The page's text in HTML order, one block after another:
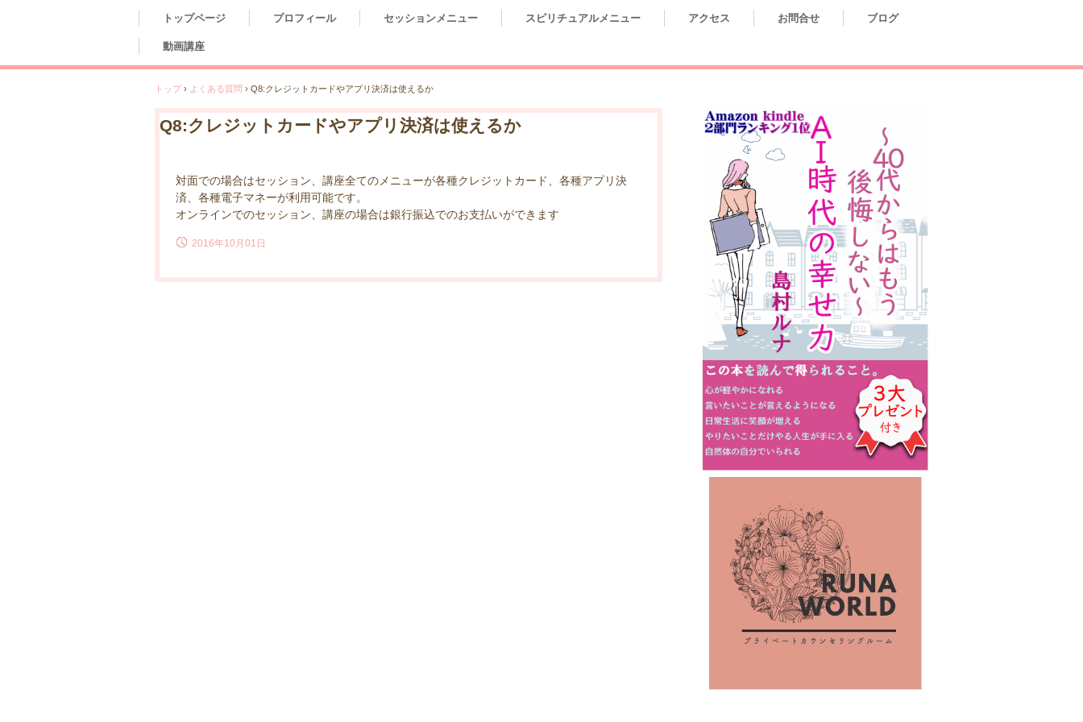
トップページ プロフィール セッションメニュー スピリチュアルメニュー アクセス お問合せ ブログ
動画講座
トップ › よくある質問 › Q8:クレジットカードやアプリ決済は使えるか
Q8:クレジットカードやアプリ決済は使えるか
対面での場合はセッション、講座全てのメニューが各種クレジットカード、各種アプリ決
済、各種電子マネーが利用可能です。
オンラインでのセッション、講座の場合は銀行振込でのお支払いができます
2016年10月01日